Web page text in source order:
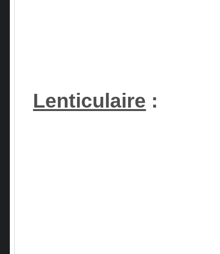
Lenticulaire :